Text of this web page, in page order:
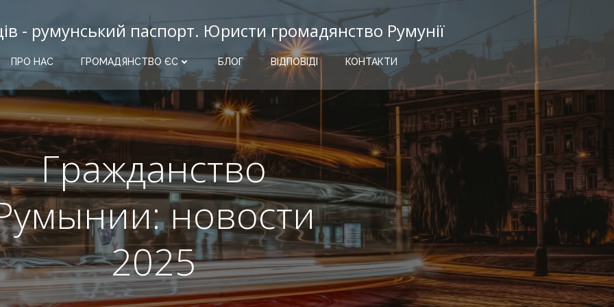
- румунський паспорт. Юристи громадянство Румунії
ПРО НАС ГРОМАДЯНСТВО ЄС БЛОГ ВІДПОВІДІ КОНТАКТИ
Гражданство
новости
2025